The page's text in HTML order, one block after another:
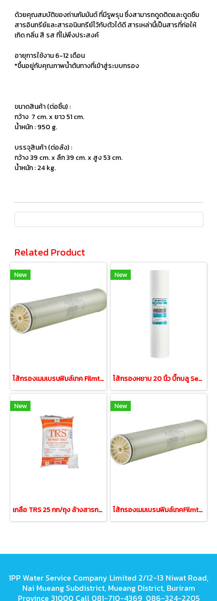
ด้วยคุณสมบัติของถ่านกัมมันต์ ที่มีรูพรุน ซึ่งสามารถดูดติดและดูดซึม
สารอินทรีย์และสารอนินทรีย์ไว้กับตัวได้ดี สารเหล่านี้เป็นสารที่ก่อให้
เกิด กลิ่น สี รส ที่ไม่พึงประสงค์
อายุการใช้งาน 6-12 เดือน
*ขึ้นอยู่กับคุณภาพน้ำต้นทางที่เข้าสู่ระบบกรอง
ขนาดสินค้า (ต่อชิ้น) :
กว้าง 7 cm. x ยาว 51 cm.
น้ำหนัก : 950 g.
บรรจุสินค้า (ต่อลัง) :
กว้าง 39 cm. x ลึก 39 cm. x สูง 53 cm.
น้ำหนัก : 24 kg.
Related Product
New
ไส้กรองเมมเบรนฟิมล์เทค Filmtec BW30-400 (คุณภาพสูง)
New
ไส้กรองหยาบ 20 นิ้ว บิ๊กบลู Sediment Bigblue 5 Micron
New
เกลือ TRS 25 กก/ถุง ล้างสารกรองเรซิ่นและสระว่ายน้ำ
New
ไส้กรองเมมเบรนฟิมล์เทคFilmtec BW30-400iG (คุณภาพสูง)
1PP Water Service Company Limited 2/12-13 Niwat Road,
Nai Mueang Subdistrict, Mueang District, Buriram
Province 31000 Call 081-710-4369 086-324-2205